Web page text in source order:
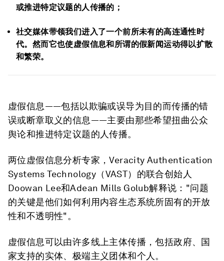
或推进特定议题的人传播的；
社交媒体带领我们进入了一个前所未有的高连通性时
代。然而它也使虚假信息和所谓的假新闻运动得以扩散
和繁荣。
虚假信息——包括以欺骗或误导为目的而传播的错
误或断章取义的信息——主要由那些希望扭曲公众
舆论和推进特定议题的人传播。
两位虚假信息分析专家，Veracity Authentication
Systems Technology（VAST）的联合创始人
Doowan Lee和Adean Mills Golub解释说："问题
的关键是他们如何利用内容生态系统所固有的开放
性和不透明性"。
虚假信息可以由许多线上主体传播，包括政府、国
家支持的实体、极端主义团体和个人。